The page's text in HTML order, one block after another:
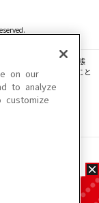
・音声等を、手段や形態
ファイル化などすること
があります。
ります。
on our
to analyze
customize